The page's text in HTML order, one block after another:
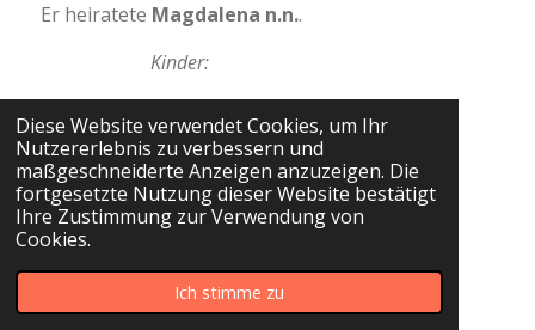
Diese Website verwendet Cookies, um Ihr
Nutzererlebnis zu verbessern und
maßgeschneiderte Anzeigen anzuzeigen. Die
fortgesetzte Nutzung dieser Website bestätigt
Ihre Zustimmung zur Verwendung von
Cookies.
Ich stimme zu
Er heiratete Magdalena n.n..
Kinder:
19.11.1742
iiHanß Ißleiber